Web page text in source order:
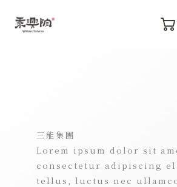
三能集團
Lorem ipsum dolor sit
consectetur adipiscing
tellus, luctus nec